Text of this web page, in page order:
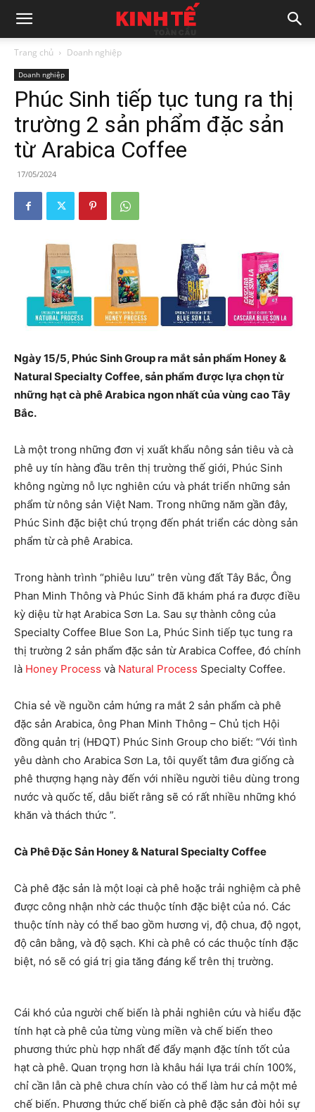
Trang chủ Doanh nghiệp
Doanh nghiệp
Phúc Sinh tiếp tục tung ra thị
trường 2 sản phẩm đặc sản
từ Arabica Coffee
17/05/2024
Ngày 15/5, Phúc Sinh Group ra mắt sản phẩm Honey &
Natural Specialty Coffee, sản phẩm được lựa chọn từ
những hạt cà phê Arabica ngon nhất của vùng cao Tây
Bắc.
Là một trong những đơn vị xuất khẩu nông sản tiêu và cà
phê uy tín hàng đầu trên thị trường thế giới, Phúc Sinh
không ngừng nỗ lực nghiên cứu và phát triển những sản
phẩm từ nông sản Việt Nam. Trong những năm gần đây,
Phúc Sinh đặc biệt chú trọng đến phát triển các dòng sản
phẩm từ cà phê Arabica.
Trong hành trình “phiêu lưu” trên vùng đất Tây Bắc, Ông
Phan Minh Thông và Phúc Sinh đã khám phá ra được điều
kỳ diệu từ hạt Arabica Sơn La. Sau sự thành công của
Specialty Coffee Blue Son La, Phúc Sinh tiếp tục tung ra
thị trường 2 sản phẩm đặc sản từ Arabica Coffee, đó chính
là Honey Process và Natural Process Specialty Coffee.
Chia sẻ về nguồn cảm hứng ra mắt 2 sản phẩm cà phê
đặc sản Arabica, ông Phan Minh Thông – Chủ tịch Hội
đồng quản trị (HĐQT) Phúc Sinh Group cho biết: “Với tình
yêu dành cho Arabica Sơn La, tôi quyết tâm đưa giống cà
phê thượng hạng này đến với nhiều người tiêu dùng trong
nước và quốc tế, dẫu biết rằng sẽ có rất nhiều những khó
khăn và thách thức ”.
Cà Phê Đặc Sản Honey & Natural Specialty Coffee
Cà phê đặc sản là một loại cà phê hoặc trải nghiệm cà phê
được công nhận nhờ các thuộc tính đặc biệt của nó. Các
thuộc tính này có thể bao gồm hương vị, độ chua, độ ngọt,
độ cân bằng, và độ sạch. Khi cà phê có các thuộc tính đặc
biệt, nó sẽ có giá trị gia tăng đáng kể trên thị trường.
Cái khó của người chế biến là phải nghiên cứu và hiểu đặc
tính hạt cà phê của từng vùng miền và chế biến theo
phương thức phù hợp nhất để đẩy mạnh đặc tính tốt của
hạt cà phê. Quan trọng hơn là khâu hái lựa trái chín 100%,
chỉ cần lẫn cà phê chưa chín vào có thể làm hư cả một mẻ
chế biến. Phương thức chế biến cà phê đặc sản đòi hỏi sự